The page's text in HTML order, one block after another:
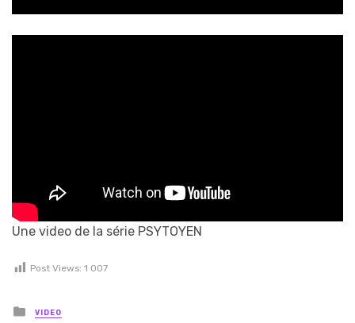
Une video de la série PSYTOYEN
Post Views: 1 007
Posted in
VIDEO